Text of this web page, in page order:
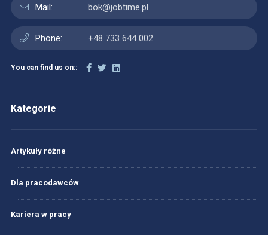
Mail: bok@jobtime.pl
Phone: +48 733 644 002
You can find us on::
Kategorie
Artykuły różne
Dla pracodawców
Kariera w pracy